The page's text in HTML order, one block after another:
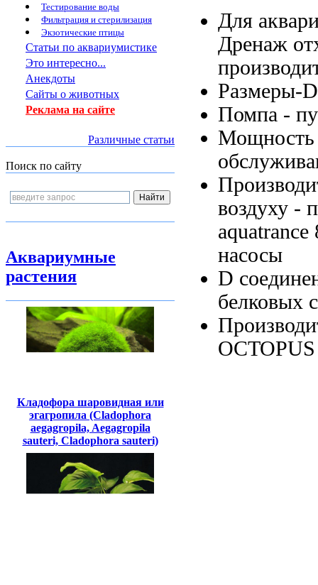
Тестирование воды
Фильтрация и стерилизация
Экзотические птицы
Статьи по аквариумистике
Это интересно...
Анекдоты
Сайты о животных
Реклама на сайте
Различные статьи
Поиск по сайту
Аквариумные
растения
Кладофора шаровидная или
эгагропила (Cladophora
aegagropila, Aegagropila
sauteri, Cladophora sauteri)
Для
Дренаж
Размеры-
Помпа -
воздуху -
aquatrance
насосы
D
белковых